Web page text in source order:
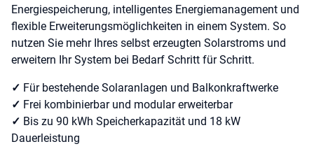
Energiespeicherung, intelligentes Energiemanagement und
flexible Erweiterungsmöglichkeiten in einem System. So
nutzen Sie mehr Ihres selbst erzeugten Solarstroms und
erweitern Ihr System bei Bedarf Schritt für Schritt.
✓ Für bestehende Solaranlagen und Balkonkraftwerke
✓ Frei kombinierbar und modular erweiterbar
✓ Bis zu 90 kWh Speicherkapazität und 18 kW
Dauerleistung